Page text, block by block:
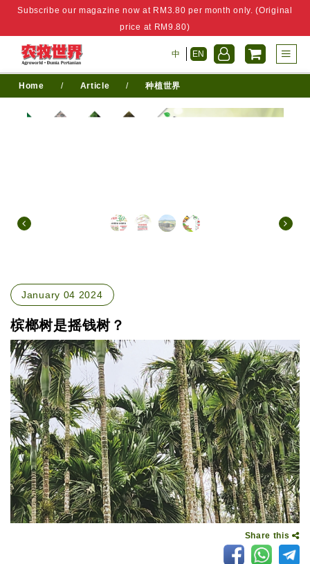
Subscribe our magazine now at RM3.80 per month only. (Original
price at RM9.80)
中 EN
Home / Article / 种植世界
January 04 2024
槟榔树是摇钱树？
Share this